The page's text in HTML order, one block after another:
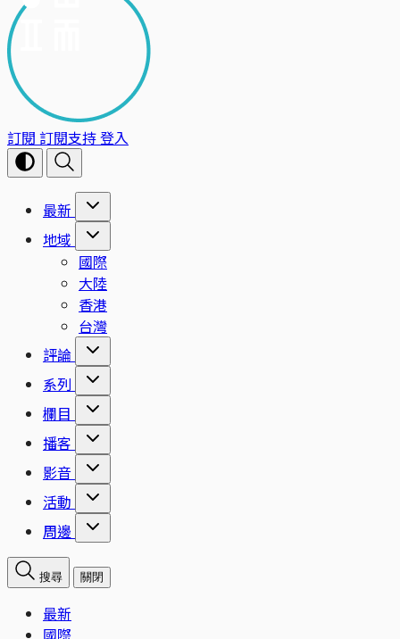
訂閱 訂閱支持登入
最新
地域
國際
大陸
香港
台灣
評論
系列
欄目
播客
影音
活動
周邊
搜尋 關閉
最新
國際